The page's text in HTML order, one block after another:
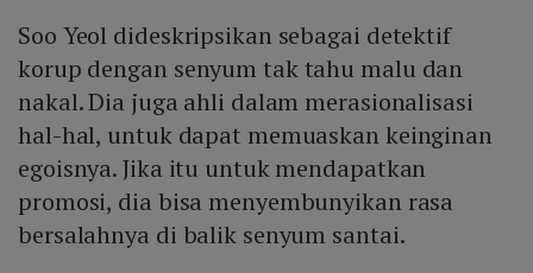
Soo Yeol dideskripsikan sebagai detektif
korup dengan senyum tak tahu malu dan
nakal. Dia juga ahli dalam merasionalisasi
hal-hal, untuk dapat memuaskan keinginan
egoisnya. Jika itu untuk mendapatkan
promosi, dia bisa menyembunyikan rasa
bersalahnya di balik senyum santai.